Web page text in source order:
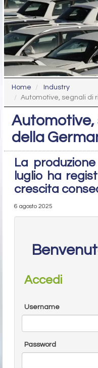
Home
Industry
Automotive, segnali di
Automotive,
della
La
luglio ha
crescita
6 agosto 2025
Accedi
Username
Password